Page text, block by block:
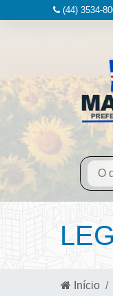
(44) 3534-
Início